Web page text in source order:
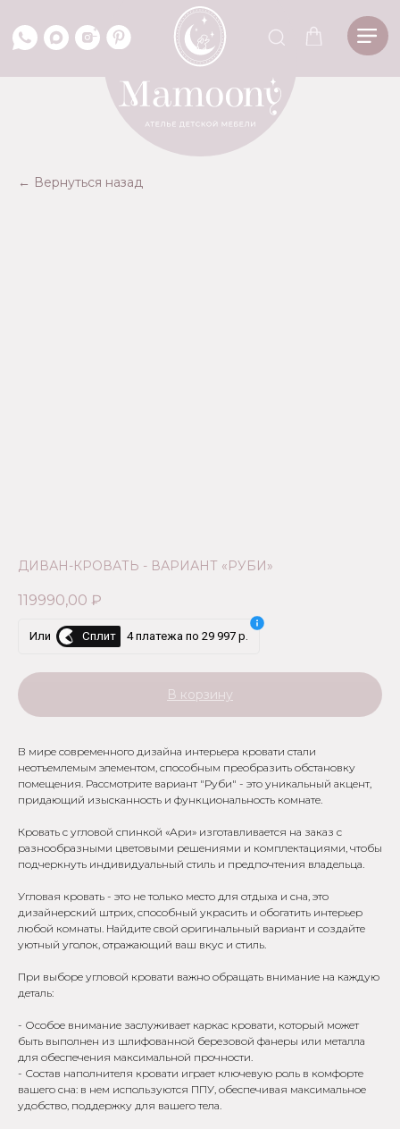
← Вернуться назад
ДИВАН-КРОВАТЬ - ВАРИАНТ «РУБИ»
119990,00 ₽
Или Сплит 4 платежа по 29 997 р.
В корзину
В мире современного дизайна интерьера кровати стали
неотъемлемым элементом, способным преобразить обстановку
помещения. Рассмотрите вариант "Руби" - это уникальный акцент,
придающий изысканность и функциональность комнате.
Кровать с угловой спинкой «Ари» изготавливается на заказ с
разнообразными цветовыми решениями и комплектациями, чтобы
подчеркнуть индивидуальный стиль и предпочтения владельца.
Угловая кровать - это не только место для отдыха и сна, это
дизайнерский штрих, способный украсить и обогатить интерьер
любой комнаты. Найдите свой оригинальный вариант и создайте
уютный уголок, отражающий ваш вкус и стиль.
При выборе угловой кровати важно обращать внимание на каждую
деталь:
- Особое внимание заслуживает каркас кровати, который может
быть выполнен из шлифованной березовой фанеры или металла
для обеспечения максимальной прочности.
- Состав наполнителя кровати играет ключевую роль в комфорте
вашего сна: в нем используются ППУ, обеспечивая максимальное
удобство, поддержку для вашего тела.